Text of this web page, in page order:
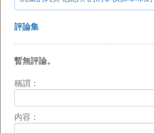
評論集
暫無評論。
稱謂：
内容：